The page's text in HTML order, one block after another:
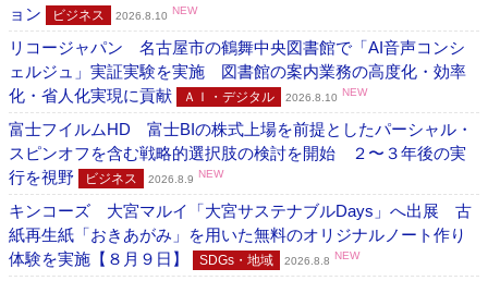
ョン
ビジネス 2026.8.10 NEW
リコージャパン 名古屋市の鶴舞中央図書館で「AI音声コンシ
ェルジュ」実証実験を実施 図書館の案内業務の高度化・効率
化・省人化実現に貢献
ＡＩ・デジタル 2026.8.10 NEW
富士フイルムHD 富士BIの株式上場を前提としたパーシャル・
スピンオフを含む戦略的選択肢の検討を開始 ２〜３年後の実
行を視野
ビジネス 2026.8.9 NEW
キンコーズ 大宮マルイ「大宮サステナブルDays」へ出展 古
紙再生紙「おきあがみ」を用いた無料のオリジナルノート作り
体験を実施【８月９日】
SDGs・地域 2026.8.8 NEW